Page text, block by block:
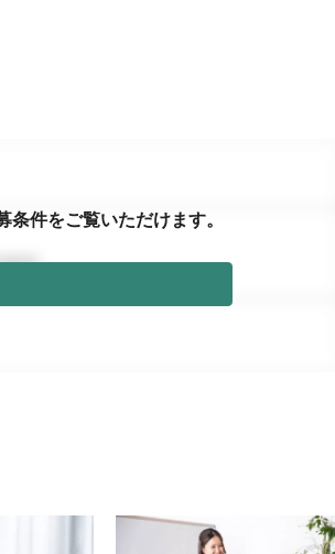
条件をご覧いただけます。